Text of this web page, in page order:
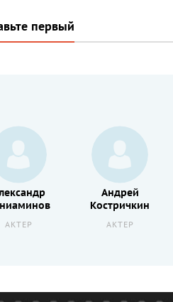
первый
АКТЕР
Андрей
Костричкин
АКТЕР